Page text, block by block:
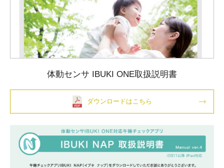
体動センサ IBUKI ONE取扱説明書
ダウンロードはこちら